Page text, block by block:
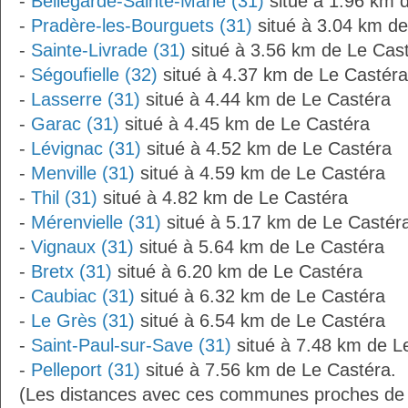
- Pradère-les-Bourguets (31) situé à 3.04 km
- Sainte-Livrade (31) situé à 3.56 km de Le
- Ségoufielle (32) situé à 4.37 km de Le Castéra
- Lasserre (31) situé à 4.44 km de Le Castéra
- Garac (31) situé à 4.45 km de Le Castéra
- Lévignac (31) situé à 4.52 km de Le Castéra
- Menville (31) situé à 4.59 km de Le Castéra
- Thil (31) situé à 4.82 km de Le Castéra
- Mérenvielle (31) situé à 5.17 km de Le
- Vignaux (31) situé à 5.64 km de Le Castéra
- Bretx (31) situé à 6.20 km de Le Castéra
- Caubiac (31) situé à 6.32 km de Le Castéra
- Le Grès (31) situé à 6.54 km de Le Castéra
- Saint-Paul-sur-Save (31) situé à 7.48 km de
- Pelleport (31) situé à 7.56 km de Le Castéra.
(Les distances avec ces communes proches